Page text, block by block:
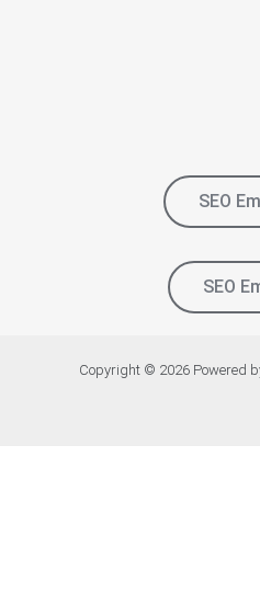
SEO
SEO
Copyright © 2026 Powered